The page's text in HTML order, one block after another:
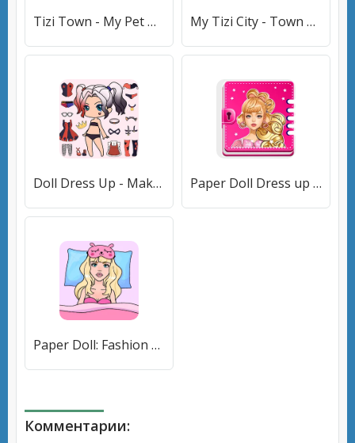
Tizi Town - My Pet Daycare [МОД Mega Pack] APK Android My Tizi City - Town Life Games [МОД Mega Pack] APK Android
Doll Dress Up - Makeup Games [МОД Меню] APK Android Paper Doll Dress up Games [МОД Бесконечные монеты] APK Android
Paper Doll: Fashion Dress Up (Свит Пейпер Долл) [МОД Меню] APK Android
Комментарии: